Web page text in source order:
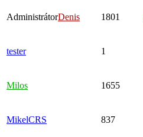
AdministrátorDenis 1801
tester 1
Milos 1655
MikelCRS 837